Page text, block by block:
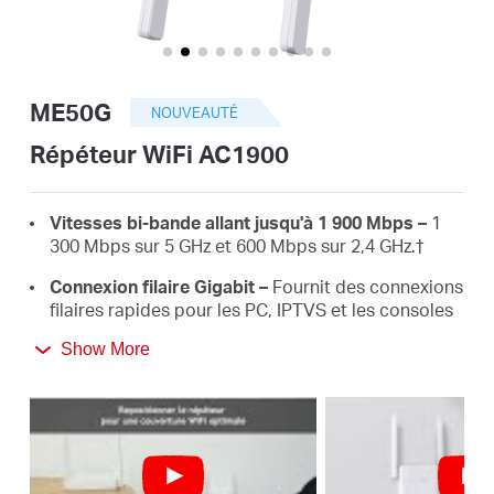
Français
ME50G NOUVEAUTÉ
Répéteur WiFi AC1900
Vitesses bi-bande allant jusqu'à 1 900 Mbps –1
300 Mbps sur 5 GHz et 600 Mbps sur 2,4 GHz.†
Connexion filaire Gigabit –Fournit des connexions
filaires rapides pour les PC, IPTVS et les consoles
simultanément.
Fonctionne avec tous les routeurs/Box –
étendre le WiFi là où vous en avez le plus besoin.‡
Show More